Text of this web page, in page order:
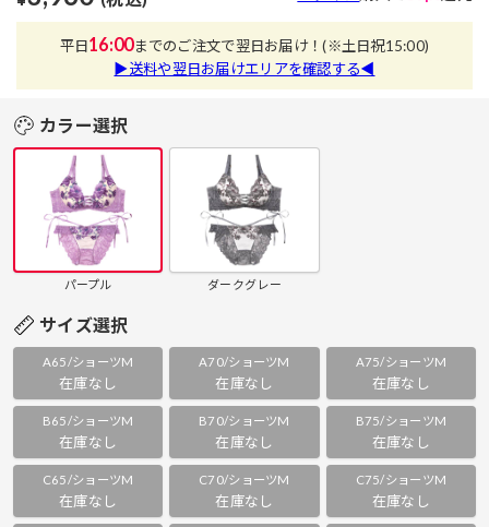
平日16:00までのご注文で翌日お届け！(※土日祝15:00)
▶送料や翌日お届けエリアを確認する◀
カラー選択
パープル ダークグレー
サイズ選択
A65/ショーツM
在庫なし
A70/ショーツM
在庫なし
A75/ショーツM
在庫なし
B65/ショーツM
在庫なし
B70/ショーツM
在庫なし
B75/ショーツM
在庫なし
C65/ショーツM
在庫なし
C70/ショーツM
在庫なし
C75/ショーツM
在庫なし